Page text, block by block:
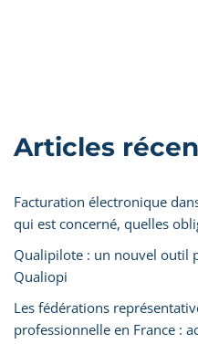
Articles
Facturation électronique
qui est concerné, quelles
Qualipilote : un nouvel outil
Qualiopi
Les fédérations
professionnelle en France :